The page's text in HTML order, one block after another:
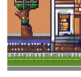
СТАТЬИ